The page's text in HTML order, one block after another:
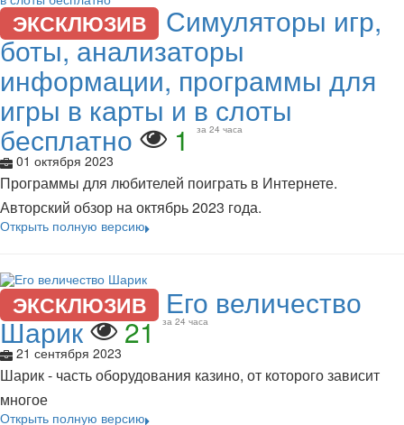
ЭКСКЛЮЗИВ Симуляторы игр,
боты, анализаторы
информации, программы для
игры в карты и в слоты
бесплатно 1 за 24 часа
01 октября 2023
Программы для любителей поиграть в Интернете.
Авторский обзор на октябрь 2023 года.
Открыть полную версию
ЭКСКЛЮЗИВ Его величество
Шарик 21 за 24 часа
21 сентября 2023
Шарик - часть оборудования казино, от которого зависит
многое
Открыть полную версию